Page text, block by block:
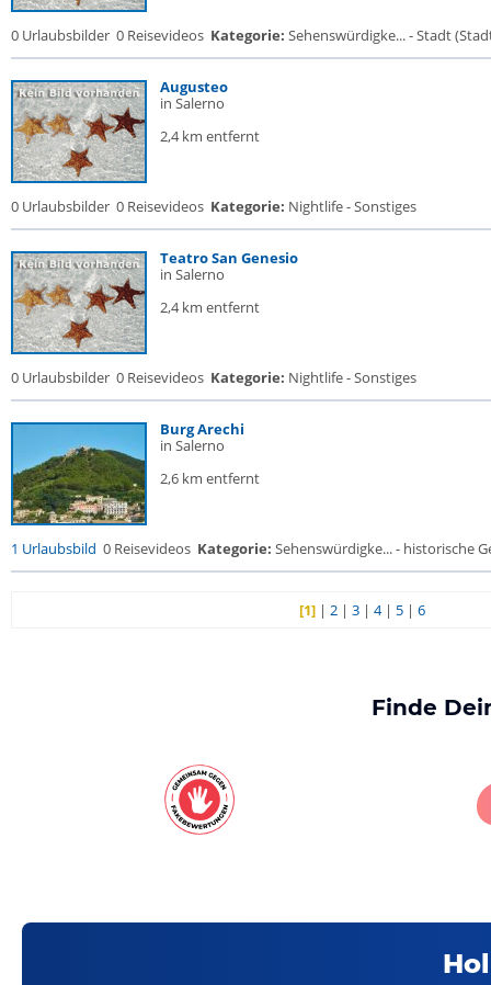
0 Urlaubsbilder 0 Reisevideos Kategorie: Sehenswürdigke... - Stadt
Augusteo
in Salerno
2,4 km entfernt
0 Urlaubsbilder 0 Reisevideos Kategorie: Nightlife - Sonstiges
Teatro San Genesio
in Salerno
2,4 km entfernt
0 Urlaubsbilder 0 Reisevideos Kategorie: Nightlife - Sonstiges
Burg Arechi
in Salerno
2,6 km entfernt
1 Urlaubsbild 0 Reisevideos Kategorie: Sehenswürdigke... - historische
[1] |2 |3 |4| 5 |6
Finde